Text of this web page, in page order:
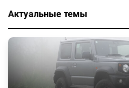
Актуальные темы